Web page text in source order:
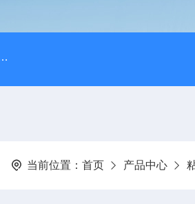
SCK-H玻璃瓶耐热冲击检测仪 赛成仪器
当前位置： 首页 产品中心